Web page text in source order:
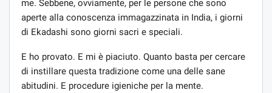
me. Sebbene, ovviamente, per le persone che sono
aperte alla conoscenza immagazzinata in India, i giorni
di Ekadashi sono giorni sacri e speciali.
E ho provato. E mi è piaciuto. Quanto basta per cercare
di instillare questa tradizione come una delle sane
abitudini. E procedure igieniche per la mente.